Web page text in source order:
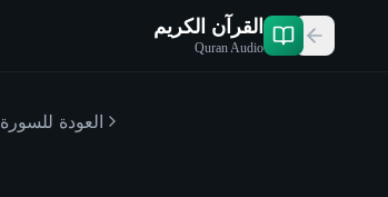
القرآن الكريم
Quran Audio
العودة للسورة